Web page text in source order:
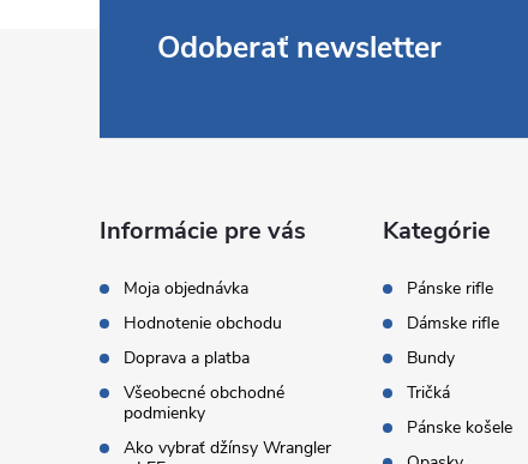
Odoberať newsletter
Informácie pre vás
Moja objednávka
Hodnotenie obchodu
Doprava a platba
Všeobecné obchodné
podmienky
Ako vybrať džínsy Wrangler
Kategórie
Pánske rifle
Dámske rifle
Bundy
Tričká
Pánske košele